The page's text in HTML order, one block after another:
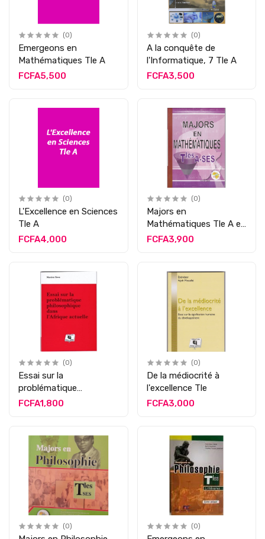
(0)
Emergeons en
Mathématiques Tle A
FCFA5,500
(0)
A la conquête de
l'Informatique, 7 Tle A
FCFA3,500
(0)
L'Excellence en Sciences
Tle A
FCFA4,000
(0)
Majors en
Mathématiques Tle A et
SES
FCFA3,900
(0)
Essai sur la
problématique
philosophique en
FCFA1,800
(0)
De la médiocrité à
l'excellence Tle
FCFA3,000
(0) (0)